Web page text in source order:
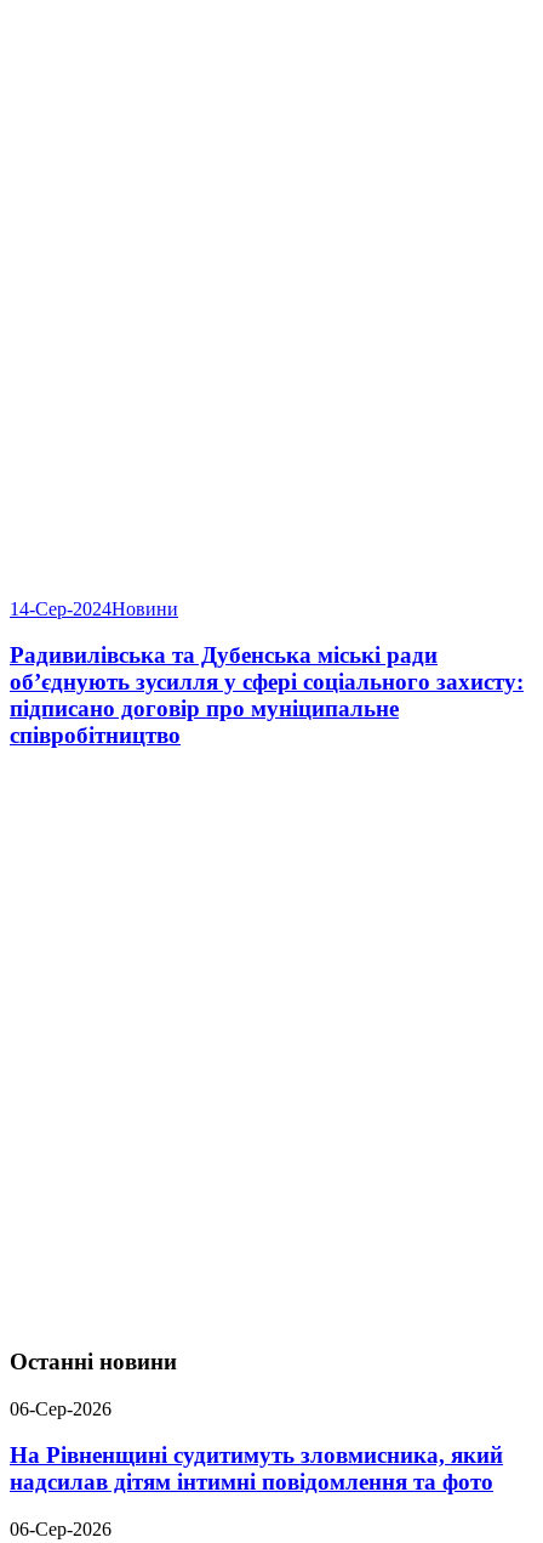
14-Сер-2024Новини
Радивилівська та Дубенська міські ради
об’єднують зусилля у сфері соціального захисту:
підписано договір про муніципальне
співробітництво
Останні новини
06-Сер-2026
На Рівненщині судитимуть зловмисника, який
надсилав дітям інтимні повідомлення та фото
06-Сер-2026